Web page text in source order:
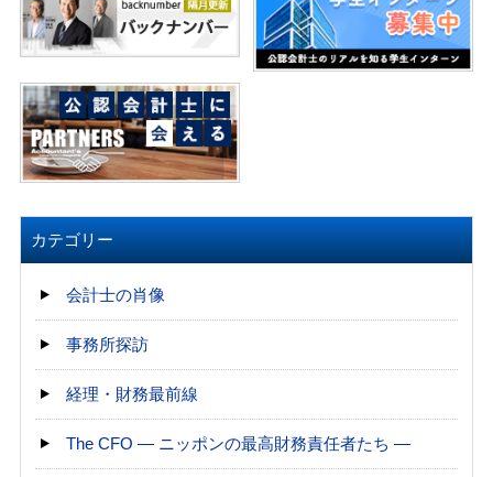
カテゴリー
会計士の肖像
事務所探訪
経理・財務最前線
The CFO ― ニッポンの最高財務責任者たち ―